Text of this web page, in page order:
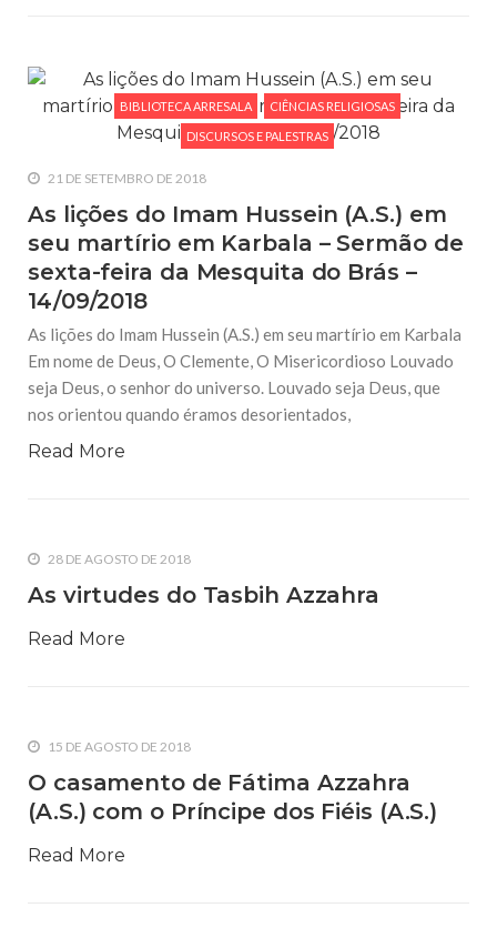
BIBLIOTECA ARRESALA CIÊNCIAS RELIGIOSAS
DISCURSOS E PALESTRAS
21 DE SETEMBRO DE 2018
As lições do Imam Hussein (A.S.) em
seu martírio em Karbala – Sermão de
sexta-feira da Mesquita do Brás –
14/09/2018
As lições do Imam Hussein (A.S.) em seu martírio em Karbala
Em nome de Deus, O Clemente, O Misericordioso Louvado
seja Deus, o senhor do universo. Louvado seja Deus, que
nos orientou quando éramos desorientados,
Read More
28 DE AGOSTO DE 2018
As virtudes do Tasbih Azzahra
Read More
15 DE AGOSTO DE 2018
O casamento de Fátima Azzahra
(A.S.) com o Príncipe dos Fiéis (A.S.)
Read More